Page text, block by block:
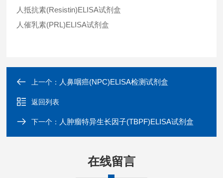
人抵抗素(Resistin)ELISA试剂盒
人催乳素(PRL)ELISA试剂盒
上一个： 人鼻咽癌(NPC)ELISA检测试剂盒
返回列表
下一个： 人肿瘤特异生长因子(TBPF)ELISA试剂盒
在线留言